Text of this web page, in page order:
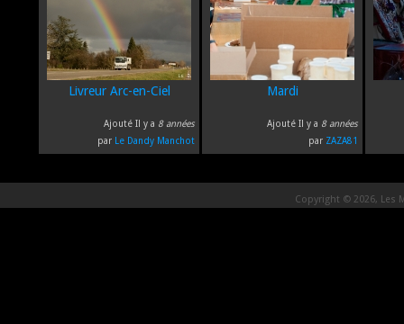
Livreur Arc-en-Ciel
Ajouté Il y a 8 années
par Le Dandy Manchot
Mardi
Ajouté Il y a 8 années
par ZAZA81
Copyright © 2026, Les